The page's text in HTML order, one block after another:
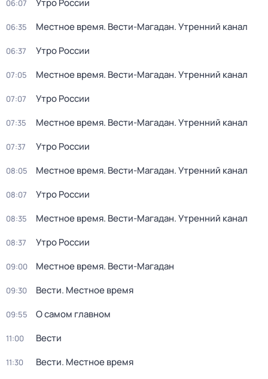
06:07 Утро России
06:35 Местное время. Вести-Магадан. Утренний канал
06:37 Утро России
07:05 Местное время. Вести-Магадан. Утренний канал
07:07 Утро России
07:35 Местное время. Вести-Магадан. Утренний канал
07:37 Утро России
08:05 Местное время. Вести-Магадан. Утренний канал
08:07 Утро России
08:35 Местное время. Вести-Магадан. Утренний канал
08:37 Утро России
09:00 Местное время. Вести-Магадан
09:30 Вести. Местное время
09:55 О самом главном
11:00 Вести
11:30 Вести. Местное время